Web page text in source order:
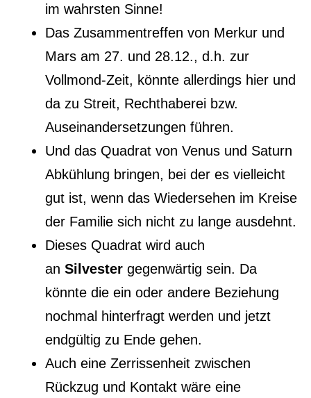
im wahrsten Sinne!
Das Zusammentreffen von Merkur und
Mars am 27. und 28.12., d.h. zur
Vollmond-Zeit, könnte allerdings hier und
da zu Streit, Rechthaberei bzw.
Auseinandersetzungen führen.
Und das Quadrat von Venus und Saturn
Abkühlung bringen, bei der es vielleicht
gut ist, wenn das Wiedersehen im Kreise
der Familie sich nicht zu lange ausdehnt.
Dieses Quadrat wird auch
an Silvester gegenwärtig sein. Da
könnte die ein oder andere Beziehung
nochmal hinterfragt werden und jetzt
endgültig zu Ende gehen.
Auch eine Zerrissenheit zwischen
Rückzug und Kontakt wäre eine